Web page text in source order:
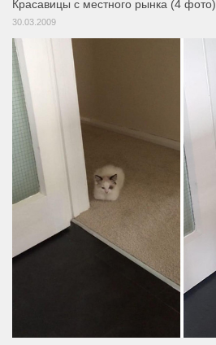
Красавицы с местного рынка (4 фото)
30.03.2009